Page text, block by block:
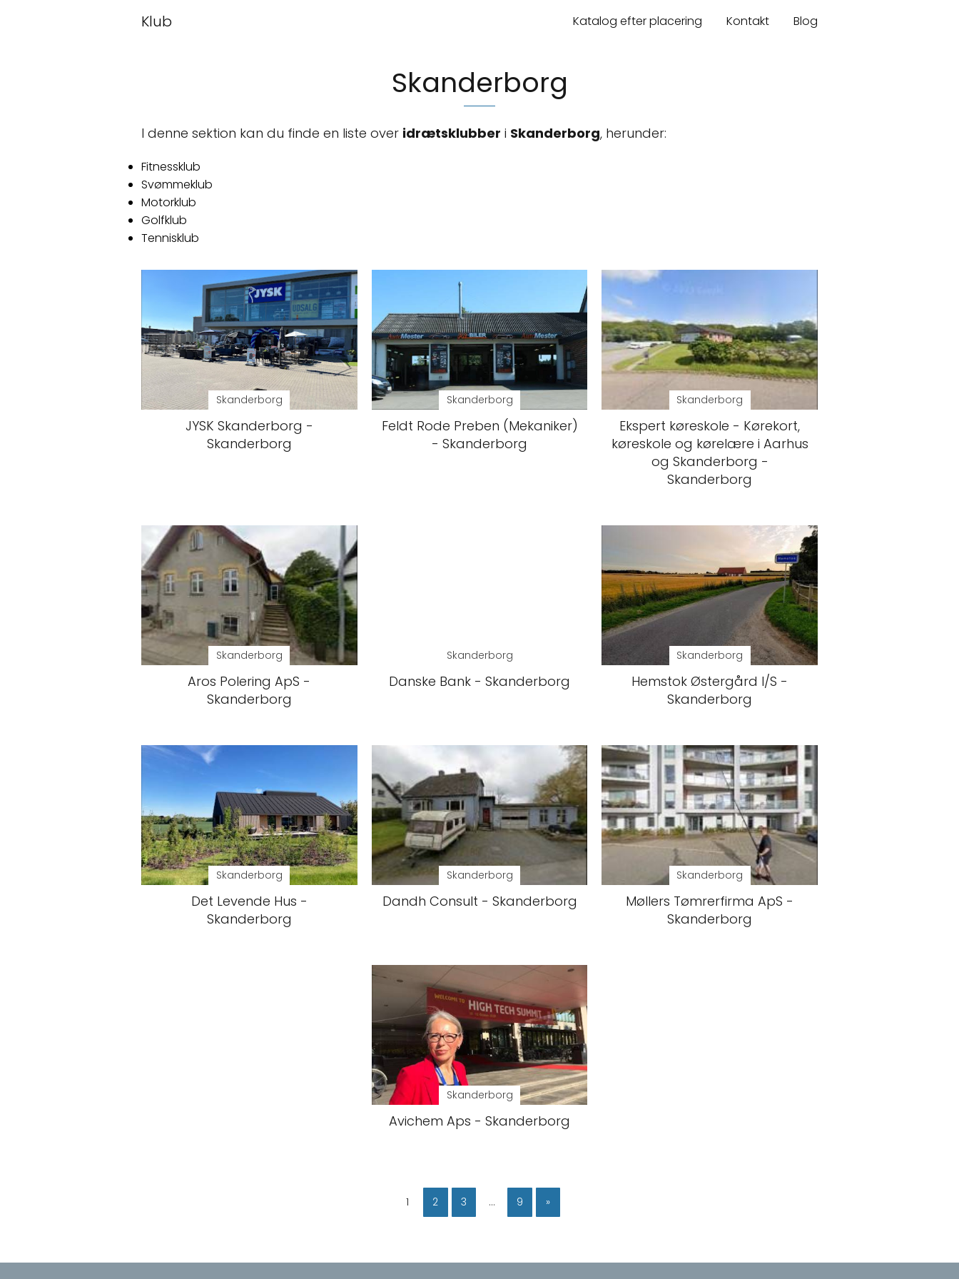
Klub Katalog efter placering Kontakt Blog
Skanderborg
I denne sektion kan du finde en liste over idrætsklubber i Skanderborg, herunder:
Fitnessklub
Svømmeklub
Motorklub
Golfklub
Tennisklub
Skanderborg
JYSK Skanderborg -
Skanderborg
Skanderborg
Feldt Rode Preben (Mekaniker)
- Skanderborg
Skanderborg
Ekspert køreskole - Kørekort,
køreskole og kørelære i Aarhus
og Skanderborg -
Skanderborg
Skanderborg
Aros Polering ApS -
Skanderborg
Skanderborg
Danske Bank - Skanderborg
Skanderborg
Hemstok Østergård I/S -
Skanderborg
Skanderborg
Det Levende Hus -
Skanderborg
Skanderborg
Dandh Consult - Skanderborg
Skanderborg
Møllers Tømrerfirma ApS -
Skanderborg
Skanderborg
Avichem Aps - Skanderborg
1 2 3 … 9 »